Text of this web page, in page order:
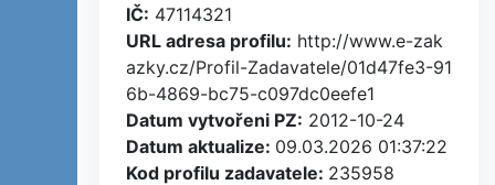
IČ: 47114321
URL adresa profilu: http://www.e-zak
azky.cz/Profil-Zadavatele/01d47fe3-91
6b-4869-bc75-c097dc0eefe1
Datum vytvořeni PZ: 2012-10-24
Datum aktualize: 09.03.2026 01:37:22
Kod profilu zadavatele: 235958